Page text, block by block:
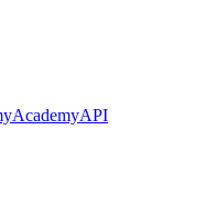
AcademyAPI